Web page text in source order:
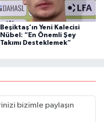
Beşiktaş’ın Yeni Kalecisi
Nübel: “En Önemli Şey
Takımı Desteklemek”